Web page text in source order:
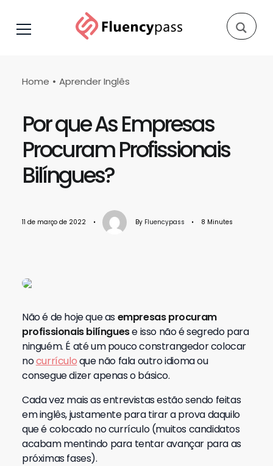
Home Aprender Inglês
Por que As Empresas
Procuram Profissionais
Bilíngues?
11 de março de 2022 • By Fluencypass • 8 Minutes
Não é de hoje que asempresas procuram
profissionais bilínguese isso não é segredo para
ninguém. É até um pouco constrangedor colocar
nocurrículoque não fala outro idioma ou
consegue dizer apenas o básico.
Cada vez mais as entrevistas estão sendo feitas
em inglês, justamente para tirar a prova daquilo
que é colocado no currículo (muitos candidatos
acabam mentindo para tentar avançar para as
próximas fases).